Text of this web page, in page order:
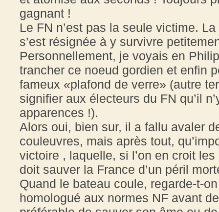
gagnant !
Le FN n’est pas la seule victime.
s’est résignée à y survivre
Personnellement, je voyais en
trancher ce noeud gordien et enfin
fameux «plafond de verre» (autre
signifier aux électeurs du FN qu’il
apparences !).
Alors oui, bien sur, il a fallu avaler
couleuvres, mais après tout,
victoire , laquelle, si l’on en croit
doit sauver la France d’un péril
Quand le bateau coule, regarde-t-
homologué aux normes NF avant